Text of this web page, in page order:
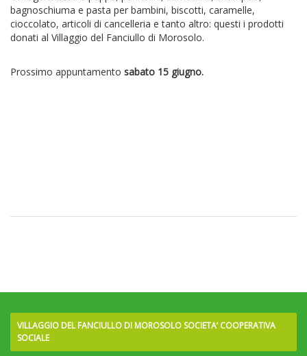
bagnoschiuma e pasta per bambini, biscotti, caramelle,
cioccolato, articoli di cancelleria e tanto altro: questi i prodotti
donati al Villaggio del Fanciullo di Morosolo.
Prossimo appuntamento sabato 15 giugno.
VILLAGGIO DEL FANCIULLO DI MOROSOLO SOCIETA’ COOPERATIVA
SOCIALE